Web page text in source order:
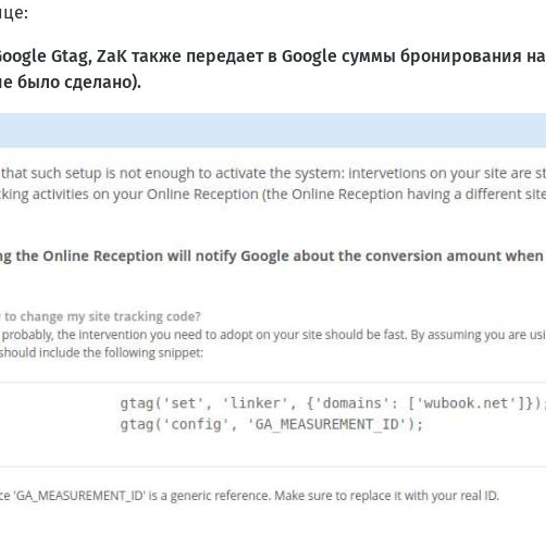
Gtag, ZaK также передает в Google суммы бронирования на
было сделано).